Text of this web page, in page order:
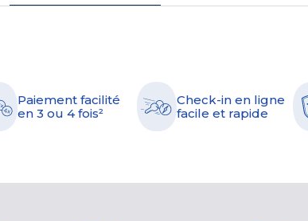
Paiement facilité
en 3 ou 4 fois²
Check-in en ligne
facile et rapide